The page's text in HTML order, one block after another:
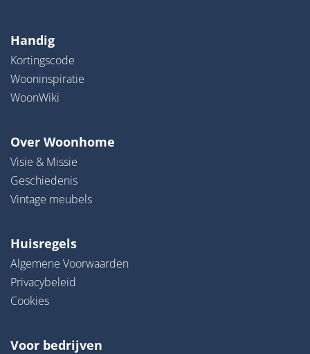
Handig
Kortingscode
Wooninspiratie
WoonWiki
Over Woonhome
Visie & Missie
Geschiedenis
Vintage meubels
Huisregels
Algemene Voorwaarden
Privacybeleid
Cookies
Voor bedrijven